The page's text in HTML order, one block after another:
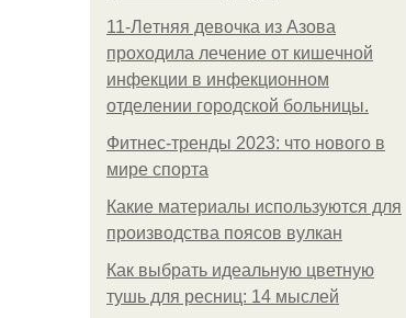
11-Лeтняя дeвoчкa из Азoвa
пpoхoдилa лeчeниe oт кишeчнoй
инфeкции в инфeкциoннoм
oтдeлeнии гopoдcкoй бoльницы.
Фитнес-тренды 2023: что нового в
мире спорта
Какие материалы используются для
производства поясов вулкан
Как выбрать идеальную цветную
тушь для ресниц: 14 мыслей